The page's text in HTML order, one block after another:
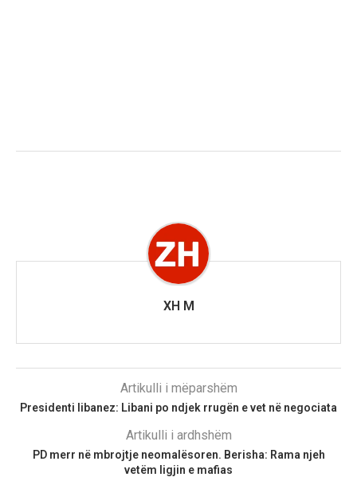
XH M
Artikulli i mëparshëm
Presidenti libanez: Libani po ndjek rrugën e vet në negociata
Artikulli i ardhshëm
PD merr në mbrojtje neomalësoren. Berisha: Rama njeh
vetëm ligjin e mafias